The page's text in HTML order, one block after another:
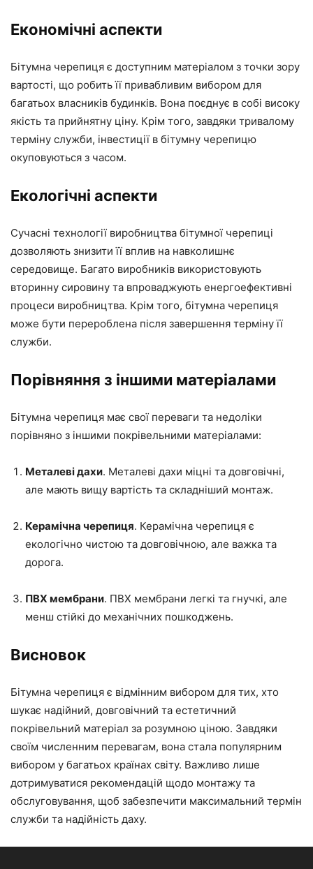
Економічні аспекти
Бітумна черепиця є доступним матеріалом з точки зору
вартості, що робить її привабливим вибором для
багатьох власників будинків. Вона поєднує в собі високу
якість та прийнятну ціну. Крім того, завдяки тривалому
терміну служби, інвестиції в бітумну черепицю
окуповуються з часом.
Екологічні аспекти
Сучасні технології виробництва бітумної черепиці
дозволяють знизити її вплив на навколишнє
середовище. Багато виробників використовують
вторинну сировину та впроваджують енергоефективні
процеси виробництва. Крім того, бітумна черепиця
може бути перероблена після завершення терміну її
служби.
Порівняння з іншими матеріалами
Бітумна черепиця має свої переваги та недоліки
порівняно з іншими покрівельними матеріалами:
Металеві дахи. Металеві дахи міцні та довговічні,
але мають вищу вартість та складніший монтаж.
Керамічна черепиця. Керамічна черепиця є
екологічно чистою та довговічною, але важка та
дорога.
ПВХ мембрани. ПВХ мембрани легкі та гнучкі, але
менш стійкі до механічних пошкоджень.
Висновок
Бітумна черепиця є відмінним вибором для тих, хто
шукає надійний, довговічний та естетичний
покрівельний матеріал за розумною ціною. Завдяки
своїм численним перевагам, вона стала популярним
вибором у багатьох країнах світу. Важливо лише
дотримуватися рекомендацій щодо монтажу та
обслуговування, щоб забезпечити максимальний термін
служби та надійність даху.